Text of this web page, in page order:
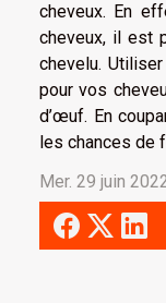
cheveux. En
cheveux, il est
chevelu.
pour vos
d’œuf. En
les chances de
Mer. 29 juin